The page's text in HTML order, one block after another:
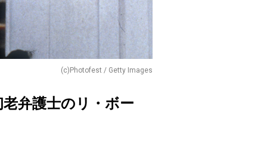
(c)Photofest / Getty Images
弁護士のリ・ボー